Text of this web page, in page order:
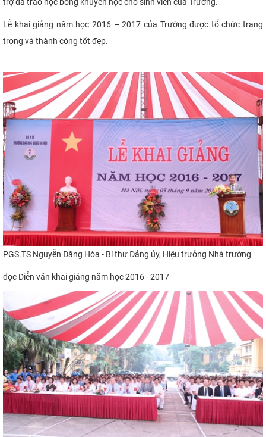
Lễ khai giảng năm học 2016 – 2017 của Trường được tổ chức trang
trọng và thành công tốt đẹp.
PGS.TS Nguyễn Đăng Hòa - Bí thư Đảng ủy, Hiệu trưởng Nhà trường
đọc Diễn văn khai giảng năm học 2016 - 2017